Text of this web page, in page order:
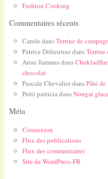
Fashion Cooking
Commentaires récents
Carole dansTerrine de
Patrice DelieutrazdansTerrine
Anne Jammesdans
chocolat
Pascale ChevalierdansPâté
Putti patticiadansNougat
Méta
Connexion
Flux des publications
Flux des commentaires
Site de WordPress-FR